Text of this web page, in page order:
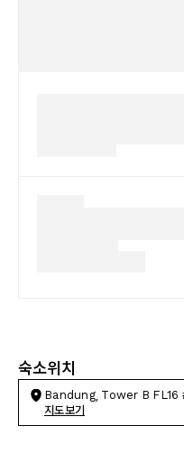
숙소위치
Bandung, Tower B FL16
지도보기